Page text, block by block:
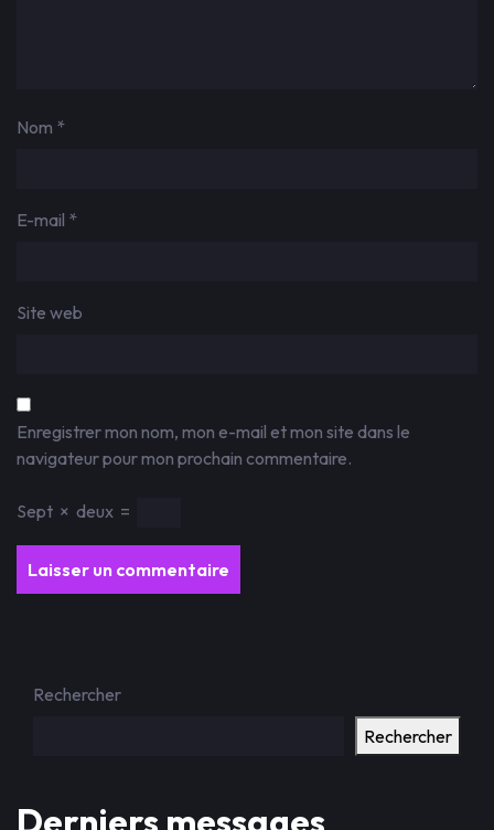
Nom *
E-mail *
Site web
Enregistrer mon nom, mon e-mail et mon site dans le
navigateur pour mon prochain commentaire.
Sept × deux =
Rechercher
Rechercher
Derniers messages